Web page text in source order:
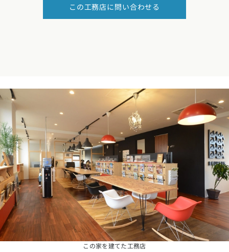
現在地から探す
北海道・東北エリア
北海道 (0)青森県 (0)岩手県 (0)宮城県 (0)秋田県 (2)
山形県 (2)
福島県 (0)
関東エリア
東京都 (3) 神奈川県 (1)埼玉県 (7)千葉県 (7)茨城県 (1)
栃木県 (0)
群馬県 (4)
甲信越・北陸エリア
この工務店に問い合わせる
この家を建てた工務店